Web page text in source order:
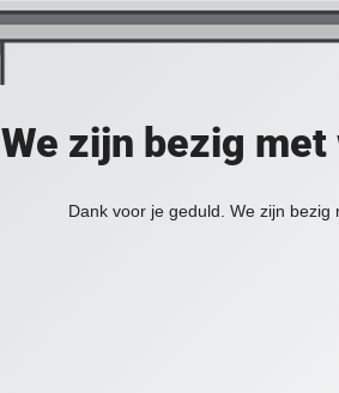
We zijn bezig
Dank voor je geduld. We zijn